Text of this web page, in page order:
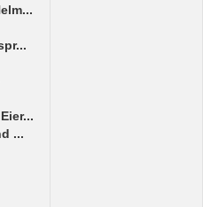
...